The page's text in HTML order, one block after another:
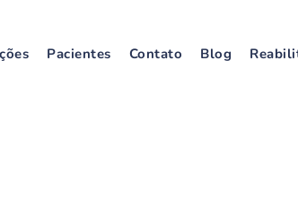
Pacientes Contato Blog